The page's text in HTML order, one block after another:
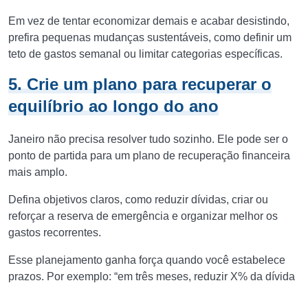
Em vez de tentar economizar demais e acabar desistindo,
prefira pequenas mudanças sustentáveis, como definir um
teto de gastos semanal ou limitar categorias específicas.
5. Crie um plano para recuperar o
equilíbrio ao longo do ano
Janeiro não precisa resolver tudo sozinho. Ele pode ser o
ponto de partida para um plano de recuperação financeira
mais amplo.
Defina objetivos claros, como reduzir dívidas, criar ou
reforçar a reserva de emergência e organizar melhor os
gastos recorrentes.
Esse planejamento ganha força quando você estabelece
prazos. Por exemplo: “em três meses, reduzir X% da dívida